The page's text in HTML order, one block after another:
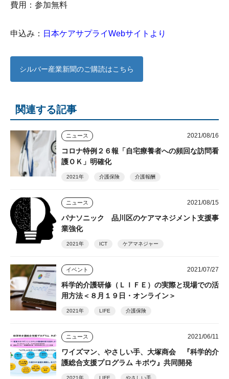
費用：参加無料
申込み： 日本ケアサプライWebサイトより
シルバー産業新聞のご購読はこちら
関連する記事
ニュース 2021/08/16
コロナ特例２６報「自宅療養者への頻回な訪問看
護ＯＫ」明確化
2021年 介護保険 介護報酬
ニュース 2021/08/15
パナソニック 品川区のケアマネジメント支援事
業強化
2021年 ICT ケアマネジャー
イベント 2021/07/27
科学的介護研修（ＬＩＦＥ）の実際と現場での活
用方法＜８月１９日・オンライン＞
2021年 LIFE 介護保険
ニュース 2021/06/11
ワイズマン、やさしい手、大塚商会 『科学的介
護総合支援プログラム キボウ』共同開発